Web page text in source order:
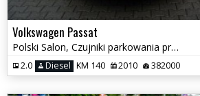
Volkswagen Passat
Polski Salon, Czujniki parkowania przód i tył, Klimatyzacja
2.0 Diesel KM 140 2010 382000